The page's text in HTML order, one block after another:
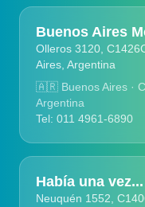
Buenos Aires
Olleros 3120,
Aires, Argentina
🇦🇷 Buenos Aires ·
Argentina
Tel: 011 4961-6890
Había una
Neuquén 1552,